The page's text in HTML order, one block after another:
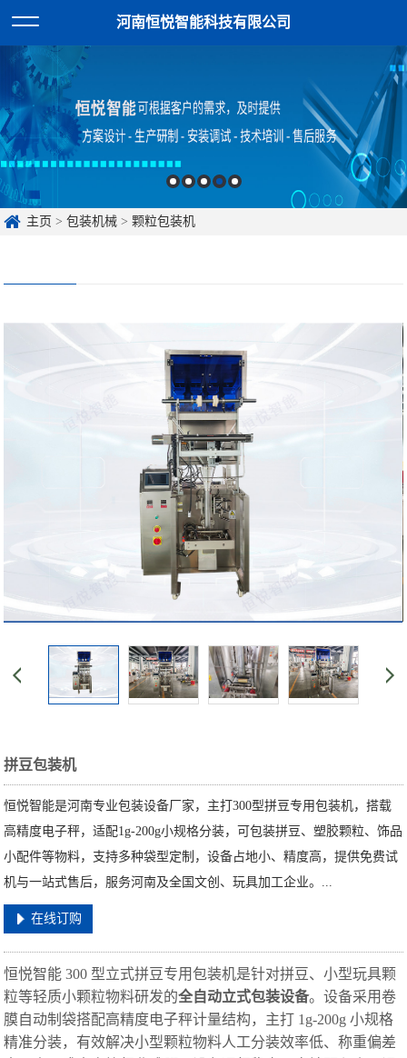
河南恒悦智能科技有限公司
主页 >包装机械 >颗粒包装机
拼豆包装机
恒悦智能是河南专业包装设备厂家，主打300型拼豆专用包装机，搭载
高精度电子秤，适配1g-200g小规格分装，可包装拼豆、塑胶颗粒、饰品
小配件等物料，支持多种袋型定制，设备占地小、精度高，提供免费试
机与一站式售后，服务河南及全国文创、玩具加工企业。...
在线订购
恒悦智能 300 型立式拼豆专用包装机是针对拼豆、小型玩具颗
粒等轻质小颗粒物料研发的全自动立式包装设备。设备采用卷
膜自动制袋搭配高精度电子秤计量结构，主打 1g-200g 小规格
精准分装，有效解决小型颗粒物料人工分装效率低、称重偏差